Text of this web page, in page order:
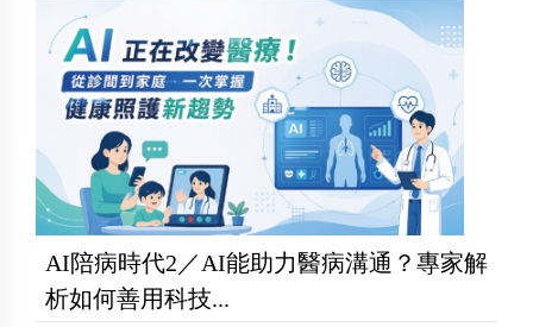
AI陪病時代2／AI能助力醫病溝通？專家解
析如何善用科技...